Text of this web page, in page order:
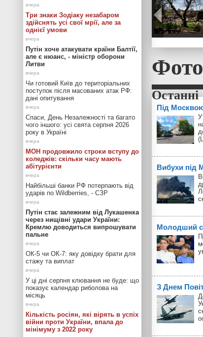
Під
У
Вибухи під
Молодший
З Днем
Три знаки Зодіаку незабаром
здійснять усі свої мрії, але за
однієї умови
Путін хоче атакувати країни Балтії,
але є нюанс, - міністр оборони
Литви
Чи готовий Київ до територіальних
поступок після масованих атак РФ:
дані опитування
Спаси, День Незалежності та багато
чого іншого: усі свята серпня 2026
року в Україні
МОН продовжило строки вступу до
коледжів: скільки часу мають
абітурієнти
Найбільші банки РФ потерпають від
ударів по Wildberries, - СЗР
Путін стає залежним від Лукашенка
через нищівні удари України:
Кремлю доводиться випрошувати
пальне
ОК-5 чи ОК-7: яку довідку брати для
стажу та виплат
У ці дні серпня клювання не буде: що
показує календар риболова на
місяць
Кількість росіян, які вірять в успіх
війни проти України, впала до
мінімуму з 2022 року